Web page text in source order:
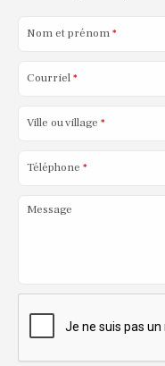
Nom et prénom*
Courriel*
Ville ou village *
Téléphone *
Message